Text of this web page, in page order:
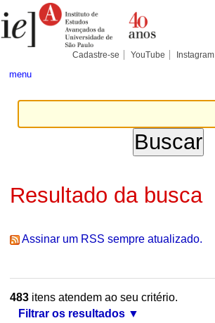
para
conteúdo.
Pessoais
Cadastre-se YouTube Instagram
menu
Resultado da busca
Assinar um RSS sempre atualizado.
483itens atendem ao seu critério.
Filtrar os resultados